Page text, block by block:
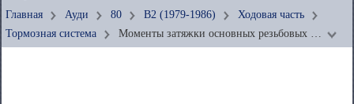
Главная Ауди 80 B2 (1979-1986)
Ходовая часть
Тормозная система
Моменты затяжки основных резьбовых …